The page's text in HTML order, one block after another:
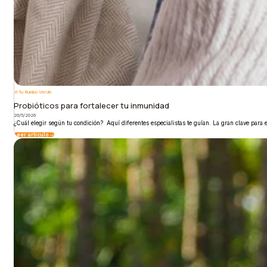
Tu Rumbo Verde
Probióticos para fortalecer tu inmunidad
26/5/2026
¿Cuál elegir según tu condición? Aquí diferentes especialistas te guían. La gran clave para
Leer artículo